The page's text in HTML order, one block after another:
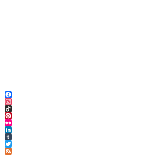
Facebook
Instagram
TikTok
Pinterest
Flickr
LinkedIn
Tumblr
Twitter
Feed